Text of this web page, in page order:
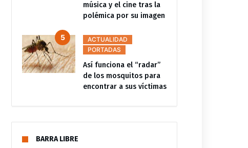
música y el cine tras la
polémica por su imagen
ACTUALIDAD
PORTADAS
Así funciona el “radar”
de los mosquitos para
encontrar a sus víctimas
BARRA LIBRE